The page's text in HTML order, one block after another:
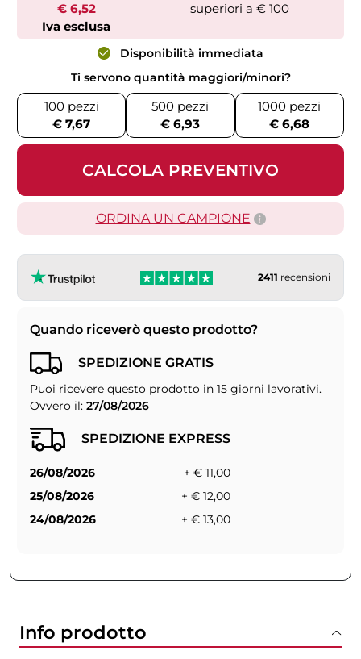
€ 6,52
Iva esclusa
superiori a € 100
Disponibilità immediata
Ti servono quantità maggiori/minori?
100 pezzi
€ 7,67
500 pezzi
€ 6,93
1000 pezzi
€ 6,68
CALCOLA PREVENTIVO
ORDINA UN CAMPIONE
2411 recensioni
Quando riceverò questo prodotto?
SPEDIZIONE GRATIS
Puoi ricevere questo prodotto in 15 giorni lavorativi.
Ovvero il: 27/08/2026
SPEDIZIONE EXPRESS
26/08/2026
+ € 11,00
25/08/2026
+ € 12,00
24/08/2026
+ € 13,00
Info prodotto